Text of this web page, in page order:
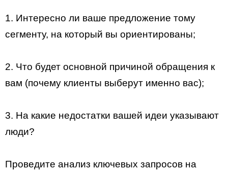
1. Интересно ли ваше предложение тому
сегменту, на который вы ориентированы;
2. Что будет основной причиной обращения к
вам (почему клиенты выберут именно вас);
3. На какие недостатки вашей идеи указывают
люди?
Проведите анализ ключевых запросов на